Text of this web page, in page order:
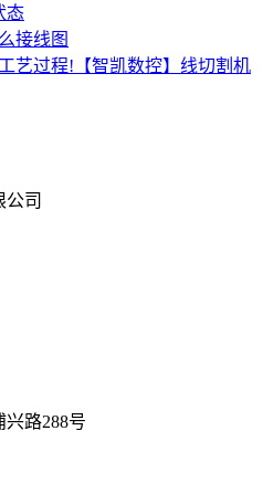
态
接线图
艺过程!【智凯数控】线切割机
公司
路288号